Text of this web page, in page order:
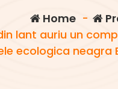
Home -
lant auriu un
ecologica neagra